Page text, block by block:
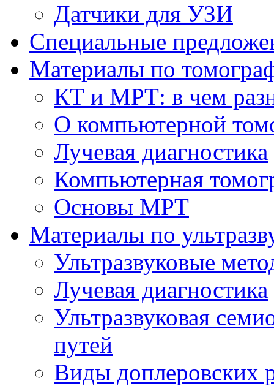
Датчики для УЗИ
Cпециальные
Материалы по
КТ и МРТ: в чем
О компьютерной
Лучевая диагностика
Компьютерная
Основы МРТ
Материалы по
Ультразвуковые
Лучевая диагностика
Ультразвуковая
путей
Виды доплеровских